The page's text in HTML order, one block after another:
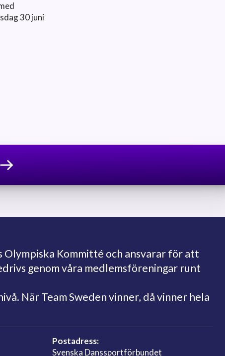
30 juni
Kommitté och ansvarar för att
genom våra medlemsföreningar runt
När Team Sweden vinner, då vinner hela
Postadress:
Svenska Danssportförbundet